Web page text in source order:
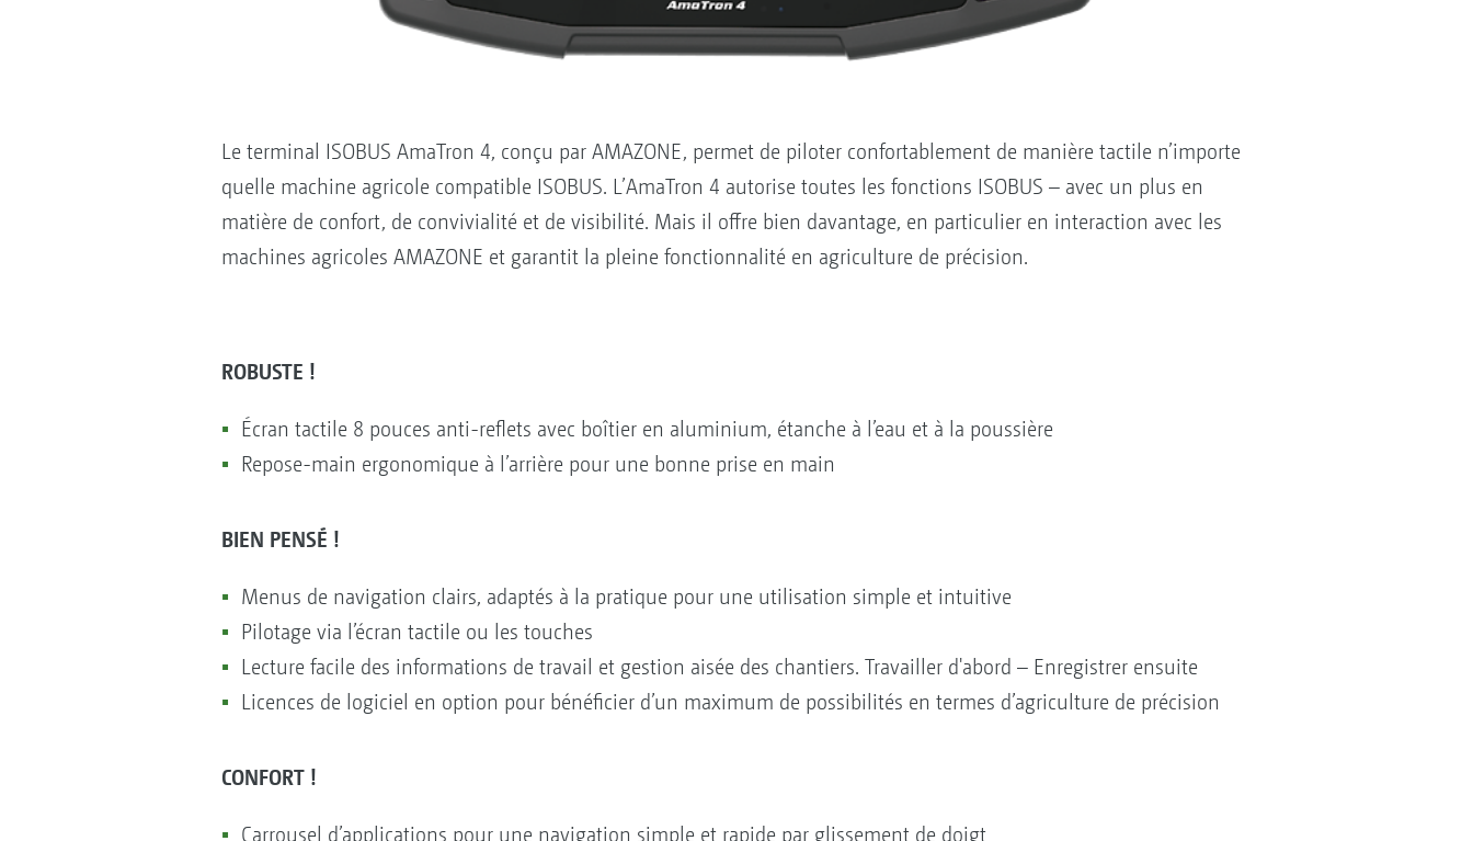
Le terminal ISOBUS AmaTron 4, conçu par AMAZONE, permet de piloter confortablement de manière tactile n’importe
quelle machine agricole compatible ISOBUS. L’AmaTron 4 autorise toutes les fonctions ISOBUS – avec un plus en
matière de confort, de convivialité et de visibilité. Mais il offre bien davantage, en particulier en interaction avec les
machines agricoles AMAZONE et garantit la pleine fonctionnalité en agriculture de précision.
ROBUSTE !
Écran tactile 8 pouces anti-reflets avec boîtier en aluminium, étanche à l’eau et à la poussière
Repose-main ergonomique à l’arrière pour une bonne prise en main
BIEN PENSÉ !
Menus de navigation clairs, adaptés à la pratique pour une utilisation simple et intuitive
Pilotage via l’écran tactile ou les touches
Lecture facile des informations de travail et gestion aisée des chantiers. Travailler d'abord – Enregistrer ensuite
Licences de logiciel en option pour bénéficier d’un maximum de possibilités en termes d’agriculture de précision
CONFORT !
Carrousel d’applications pour une navigation simple et rapide par glissement de doigt